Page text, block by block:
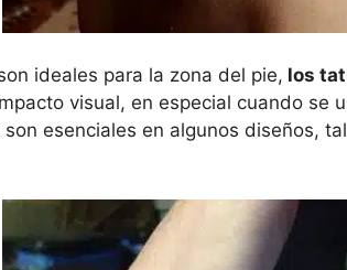
ideales para la zona del pie, los
visual, en especial cuando se
esenciales en algunos diseños,